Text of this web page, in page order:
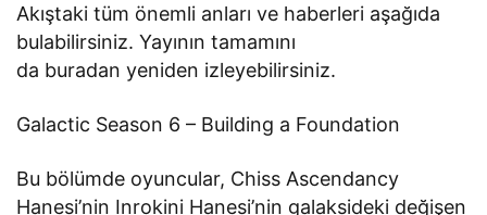
Akıştaki tüm önemli anları ve haberleri aşağıda
bulabilirsiniz. Yayının tamamını
da buradan yeniden izleyebilirsiniz.
Galactic Season 6 – Building a Foundation
Bu bölümde oyuncular, Chiss Ascendancy
Hanesi’nin Inrokini Hanesi’nin galaksideki değişen